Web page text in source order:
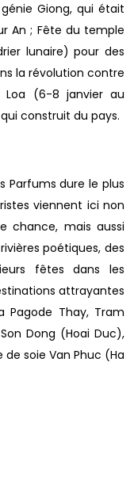
Giong, qui était
An ; Fête du temple
lunaire) pour des
la révolution contre
Loa (6-8 janvier au
construit du pays.
Parfums dure le plus
viennent ici non
chance, mais aussi
poétiques, des
fêtes dans les
attrayantes
Pagode Thay, Tram
Dong (Hoai Duc),
soie Van Phuc (Ha